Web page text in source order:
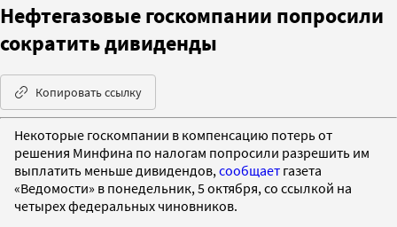
Нефтегазовые госкомпании попросили
сократить дивиденды
Копировать ссылку
Некоторые госкомпании в компенсацию потерь от
решения Минфина по налогам попросили разрешить им
выплатить меньше дивидендов, сообщает газета
«Ведомости» в понедельник, 5 октября, со ссылкой на
четырех федеральных чиновников.